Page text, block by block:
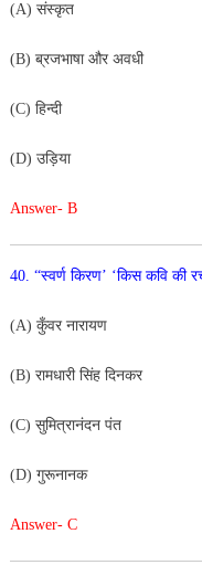
(A) संस्कृत
(B) ब्रजभाषा और अवधी
(C) हिन्दी
(D) उड़िया
Answer- B
40. “स्वर्ण किरण’ ‘किस कवि की
(A) कुँवर नारायण
(B) रामधारी सिंह दिनकर
(C) सुमित्रानंदन पंत
(D) गुरूनानक
Answer- C